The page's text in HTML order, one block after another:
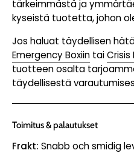
tärkeimmästä ja
kyseistä tuotetta, johon
Jos haluat täydellisen
Emergency Boxiin taiCrisis
tuotteen osalta
täydellisestä
Toimitus & palautukset
Frakt: Snabb och smidig